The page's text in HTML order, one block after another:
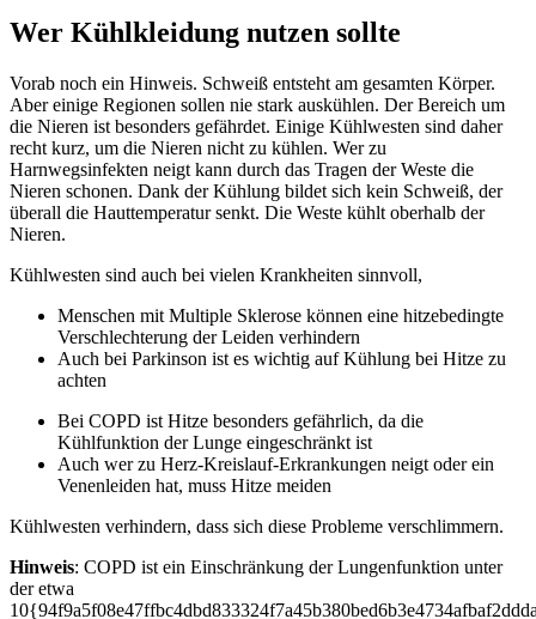
Wer Kühlkleidung nutzen sollte
Vorab noch ein Hinweis. Schweiß entsteht am gesamten Körper.
Aber einige Regionen sollen nie stark auskühlen. Der Bereich um
die Nieren ist besonders gefährdet. Einige Kühlwesten sind daher
recht kurz, um die Nieren nicht zu kühlen. Wer zu
Harnwegsinfekten neigt kann durch das Tragen der Weste die
Nieren schonen. Dank der Kühlung bildet sich kein Schweiß, der
überall die Hauttemperatur senkt. Die Weste kühlt oberhalb der
Nieren.
Kühlwesten sind auch bei vielen Krankheiten sinnvoll,
Menschen mit Multiple Sklerose können eine hitzebedingte
Verschlechterung der Leiden verhindern
Auch bei Parkinson ist es wichtig auf Kühlung bei Hitze zu
achten
Bei COPD ist Hitze besonders gefährlich, da die
Kühlfunktion der Lunge eingeschränkt ist
Auch wer zu Herz-Kreislauf-Erkrankungen neigt oder ein
Venenleiden hat, muss Hitze meiden
Kühlwesten verhindern, dass sich diese Probleme verschlimmern.
Hinweis: COPD ist ein Einschränkung der Lungenfunktion unter
der etwa